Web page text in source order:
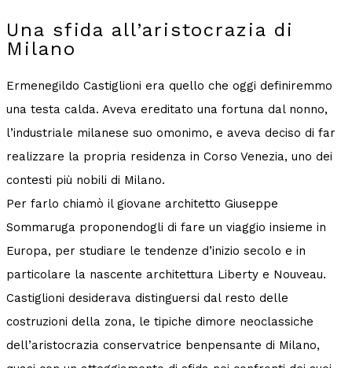
Una sfida all’aristocrazia di
Milano
Ermenegildo Castiglioni era quello che oggi definiremmo
una testa calda. Aveva ereditato una fortuna dal nonno,
l’industriale milanese suo omonimo, e aveva deciso di far
realizzare la propria residenza in Corso Venezia, uno dei
contesti più nobili di Milano.
Per farlo chiamò il giovane architetto Giuseppe
Sommaruga proponendogli di fare un viaggio insieme in
Europa, per studiare le tendenze d’inizio secolo e in
particolare la nascente architettura Liberty e Nouveau.
Castiglioni desiderava distinguersi dal resto delle
costruzioni della zona, le tipiche dimore neoclassiche
dell’aristocrazia conservatrice benpensante di Milano,